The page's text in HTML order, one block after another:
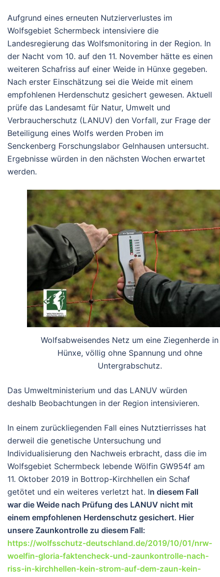
Aufgrund eines erneuten Nutzierverlustes im
Wolfsgebiet Schermbeck intensiviere die
Landesregierung das Wolfsmonitoring in der Region. In
der Nacht vom 10. auf den 11. November hätte es einen
weiteren Schafriss auf einer Weide in Hünxe gegeben.
Nach erster Einschätzung sei die Weide mit einem
empfohlenen Herdenschutz gesichert gewesen. Aktuell
prüfe das Landesamt für Natur, Umwelt und
Verbraucherschutz (LANUV) den Vorfall, zur Frage der
Beteiligung eines Wolfs werden Proben im
Senckenberg Forschungslabor Gelnhausen untersucht.
Ergebnisse würden in den nächsten Wochen erwartet
werden.
Wolfsabweisendes Netz um eine Ziegenherde in
Hünxe, völlig ohne Spannung und ohne
Untergrabschutz.
Das Umweltministerium und das LANUV würden
deshalb Beobachtungen in der Region intensivieren.
In einem zurückliegenden Fall eines Nutztierrisses hat
derweil die genetische Untersuchung und
Individualisierung den Nachweis erbracht, dass die im
Wolfsgebiet Schermbeck lebende Wölfin GW954f am
11. Oktober 2019 in Bottrop-Kirchhellen ein Schaf
getötet und ein weiteres verletzt hat. In diesem Fall
war die Weide nach Prüfung des LANUV nicht mit
einem empfohlenen Herdenschutz gesichert. Hier
unsere Zaunkontrolle zu diesem Fall:
https://wolfsschutz-deutschland.de/2019/10/01/nrw-
woelfin-gloria-faktencheck-und-zaunkontrolle-nach-
riss-in-kirchhellen-kein-strom-auf-dem-zaun-kein-